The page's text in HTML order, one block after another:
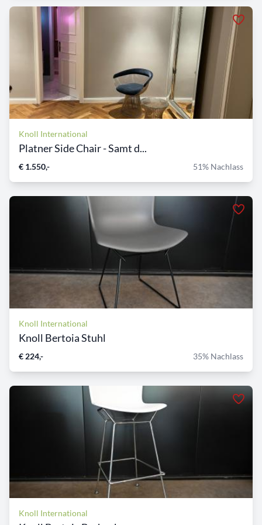
Knoll International
Platner Side Chair - Samt d...
€ 1.550,- 51% Nachlass
Knoll International
Knoll Bertoia Stuhl
€ 224,- 35% Nachlass
Knoll International